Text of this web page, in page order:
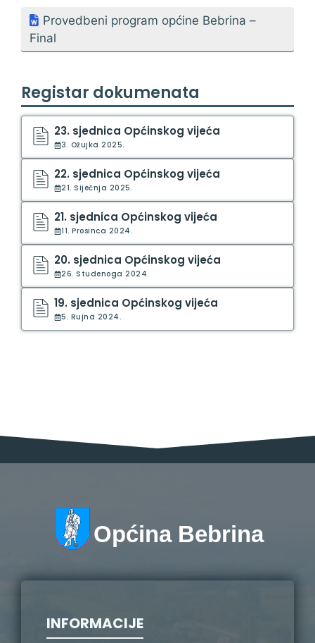
Provedbeni program općine Bebrina –
Final
Registar dokumenata
23. sjednica Općinskog vijeća
3. Ožujka 2025.
22. sjednica Općinskog vijeća
21. Siječnja 2025.
21. sjednica Općinskog vijeća
11. Prosinca 2024.
20. sjednica Općinskog vijeća
26. Studenoga 2024.
19. sjednica Općinskog vijeća
5. Rujna 2024.
Općina Bebrina
INFORMACIJE